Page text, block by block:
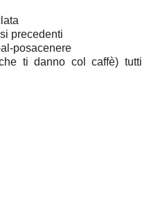
precedenti
posacenere
ti danno col caffè) tutti